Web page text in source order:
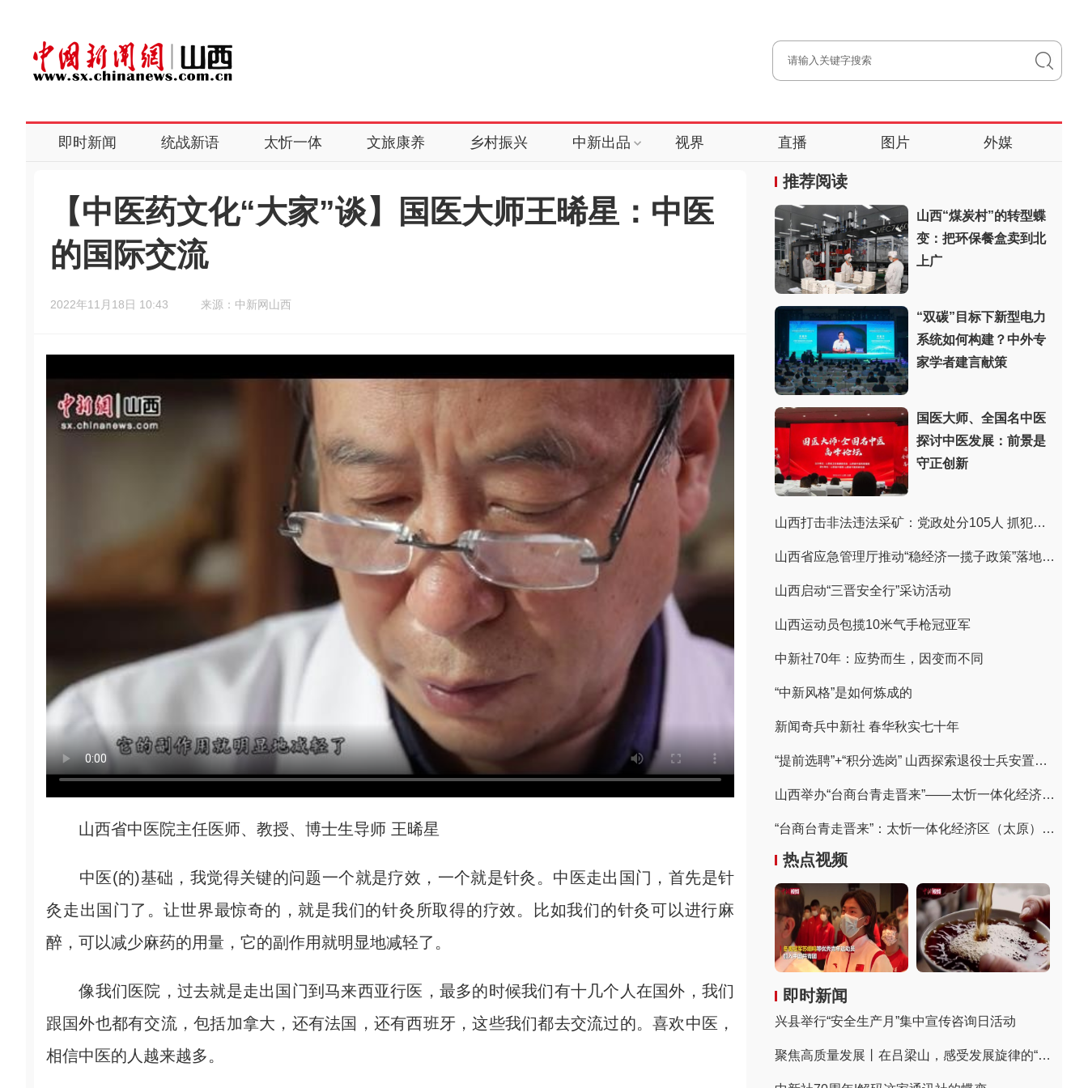
即时新闻 统战新语 太忻一体 文旅康养 乡村振兴 中新出品 视界 直播 图片 外媒
【中医药文化“大家”谈】国医大师王晞星：中医
的国际交流
2022年11月18日 10:43 来源：中新网山西
山西省中医院主任医师、教授、博士生导师 王晞星
中医(的)基础，我觉得关键的问题一个就是疗效，一个就是针灸。中医走出国门，首先是针
灸走出国门了。让世界最惊奇的，就是我们的针灸所取得的疗效。比如我们的针灸可以进行麻
醉，可以减少麻药的用量，它的副作用就明显地减轻了。
像我们医院，过去就是走出国门到马来西亚行医，最多的时候我们有十几个人在国外，我们
跟国外也都有交流，包括加拿大，还有法国，还有西班牙，这些我们都去交流过的。喜欢中医，
相信中医的人越来越多。
推荐阅读
山西“煤炭村”的转型蝶
变：把环保餐盒卖到北
上广
“双碳”目标下新型电力
系统如何构建？中外专
家学者建言献策
国医大师、全国名中医
探讨中医发展：前景是
守正创新
山西打击非法违法采矿：党政处分105人 抓犯罪嫌疑人243人
山西省应急管理厅推动“稳经济一揽子政策”落地见效
山西启动“三晋安全行”采访活动
山西运动员包揽10米气手枪冠亚军
中新社70年：应势而生，因变而不同
“中新风格”是如何炼成的
新闻奇兵中新社 春华秋实七十年
“提前选聘”+“积分选岗” 山西探索退役士兵安置方式
山西举办“台商台青走晋来”——太忻一体化经济区（太原）专场推介会
“台商台青走晋来”：太忻一体化经济区（太原）专场推介会签约64亿元
热点视频
即时新闻
兴县举行“安全生产月”集中宣传咨询日活动
聚焦高质量发展丨在吕梁山，感受发展旋律的“变奏”